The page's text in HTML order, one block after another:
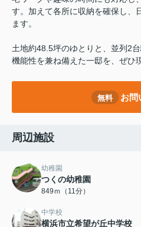
す。加えて各所に収納を確保し、
ます。
土地約48.5坪のゆとりと、並列2
機能性を兼ね備えた一邸を、ぜひ
無料 お問
周辺施設
幼稚園
つくの幼稚園
849ｍ（11分）
中学校
横浜市立希望が丘中学校